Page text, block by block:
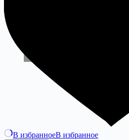
В избранноеВ избранное